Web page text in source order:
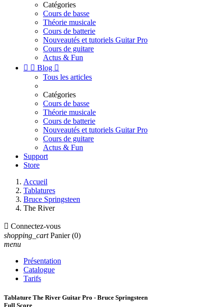
Catégories
Cours de basse
Théorie musicale
Cours de batterie
Nouveautés et tutoriels Guitar Pro
Cours de guitare
Actus & Fun
  Blog 
Tous les articles
Catégories
Cours de basse
Théorie musicale
Cours de batterie
Nouveautés et tutoriels Guitar Pro
Cours de guitare
Actus & Fun
Support
Store
Accueil
Tablatures
Bruce Springsteen
The River
 Connectez-vous
shopping_cart Panier (0)
menu
Présentation
Catalogue
Tarifs
Tablature The River Guitar Pro - Bruce Springsteen
Full Score